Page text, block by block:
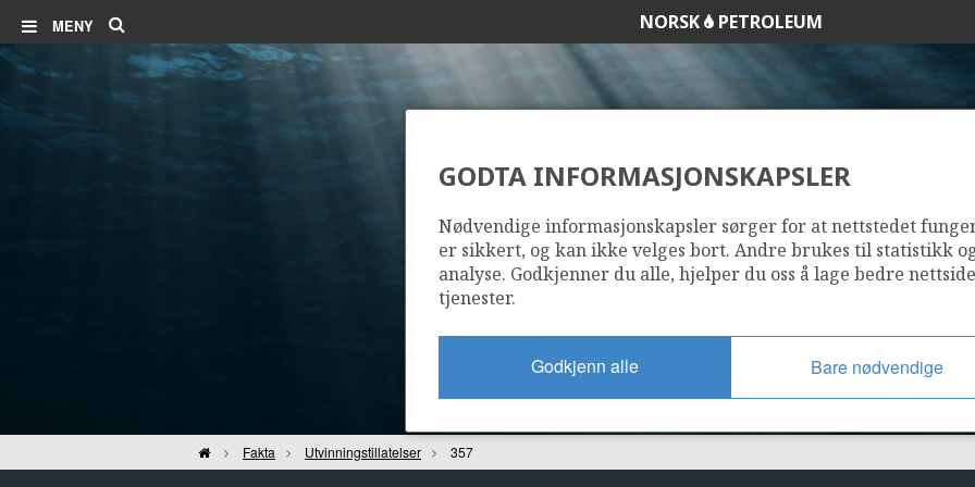
MENY NORSK PETROLEUM
357
Hjem Fakta Utvinningstillatelser 357
GODTA INFORMASJONSKAPSLER
Nødvendige informasjonskapsler sørger for at nettstedet
er sikkert, og kan ikke velges bort. Andre brukes til statistikk
analyse. Godkjenner du alle, hjelper du oss å lage bedre
tjenester.
Godkjenn alle Bare nødvendige